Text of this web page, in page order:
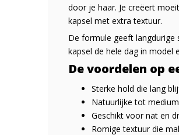
door je haar. Je creëert
kapsel met extra textuur.
De formule geeft
kapsel de hele dag in model
De voordelen op
Sterke hold die lang
Natuurlijke tot
Geschikt voor nat en
Romige textuur die